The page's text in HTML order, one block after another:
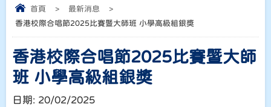
首頁 > 最新消息
>
香港校際合唱節2025比賽暨大師班 小學高級組銀奬
香港校際合唱節2025比賽暨大師
班 小學高級組銀奬
日期: 20/02/2025